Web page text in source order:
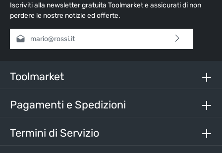
Iscriviti alla newsletter gratuita Toolmarket e assicurati di non
perdere le nostre notizie ed offerte.
Indirizzo e-mail*
nostri termini e condizioni generali
Inserisci i caratteri sopra*
Toolmarket
Pagamenti e Spedizioni
Termini di Servizio